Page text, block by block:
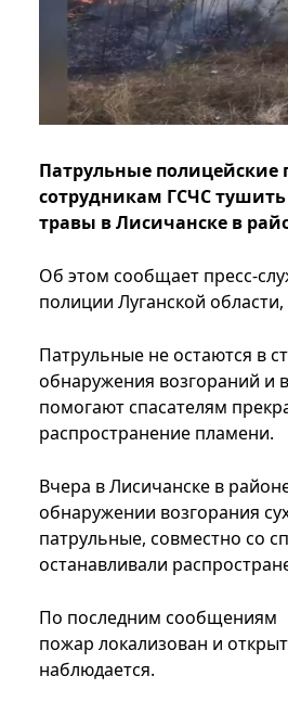
Патрульные полицейские
сотрудникам ГСЧС тушить
травы в Лисичанске в
Об этом сообщает пресс-
полиции Луганской
Патрульные не остаются в
обнаружения возгораний и
помогают спасателям
распространение пламени.
Вчера в Лисичанске в
обнаружении возгорания
патрульные, совместно со
останавливали
По последним сообщениям
пожар локализован и
наблюдается.